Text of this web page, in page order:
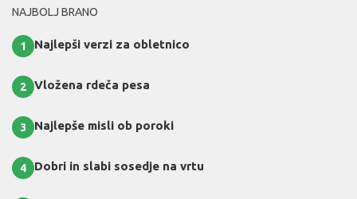
NAJBOLJ BRANO
1 Najlepši verzi za obletnico
2 Vložena rdeča pesa
3 Najlepše misli ob poroki
4 Dobri in slabi sosedje na vrtu